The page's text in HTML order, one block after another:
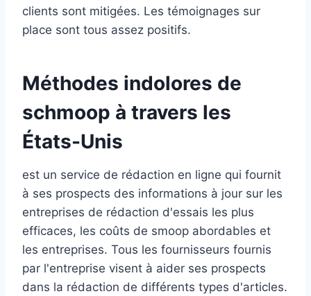
clients sont mitigées. Les témoignages sur
place sont tous assez positifs.
Méthodes indolores de
schmoop à travers les
États-Unis
est un service de rédaction en ligne qui fournit
à ses prospects des informations à jour sur les
entreprises de rédaction d'essais les plus
efficaces, les coûts de smoop abordables et
les entreprises. Tous les fournisseurs fournis
par l'entreprise visent à aider ses prospects
dans la rédaction de différents types d'articles.